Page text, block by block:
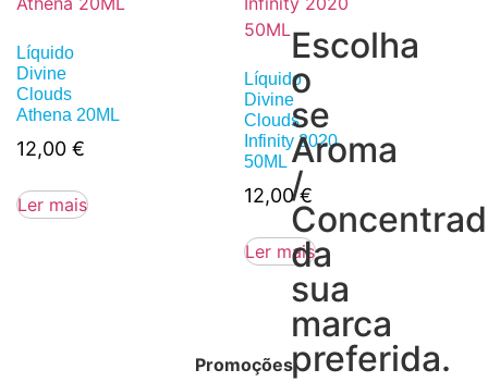
Escolha
o
se
Aroma
/
da
sua
marca
preferida.
Líquido
Divine
Clouds
Athena 20ML
12,00 €
Ler mais
Líquido
Divine
Clouds
Infinity 2020
50ML
12,00€
Ler mais
Promoções